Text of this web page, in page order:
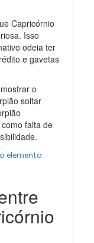
Capricórnio
Isso
odeia ter
e gavetas
o
soltar
falta de
elemento